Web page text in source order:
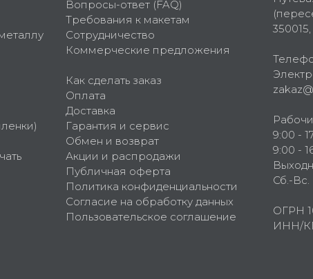
Вопросы-ответ (FAQ)
Требования к макетам
Сотрудничество
Коммерческие предложения
Как сделать заказ
Оплата
Доставка
Гарантия и сервис
Обмен и возврат
Акции и распродажи
Публичная оферта
Политика конфиденциальности
Согласие на обработку данных
Пользовательское соглашение
350015,
9:00 -
9:00 -
Сб.-Вс.
ОГРН
ИНН/